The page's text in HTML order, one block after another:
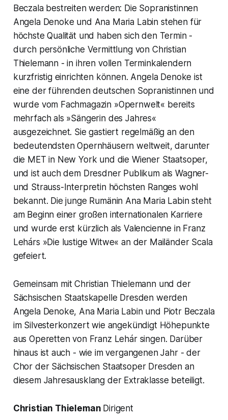
Beczala bestreiten werden: Die Sopranistinnen
Angela Denoke und Ana Maria Labin stehen für
höchste Qualität und haben sich den Termin -
durch persönliche Vermittlung von Christian
Thielemann - in ihren vollen Terminkalendern
kurzfristig einrichten können. Angela Denoke ist
eine der führenden deutschen Sopranistinnen und
wurde vom Fachmagazin »Opernwelt« bereits
mehrfach als »Sängerin des Jahres«
ausgezeichnet. Sie gastiert regelmäßig an den
bedeutendsten Opernhäusern weltweit, darunter
die MET in New York und die Wiener Staatsoper,
und ist auch dem Dresdner Publikum als Wagner-
und Strauss-Interpretin höchsten Ranges wohl
bekannt. Die junge Rumänin Ana Maria Labin steht
am Beginn einer großen internationalen Karriere
und wurde erst kürzlich als Valencienne in Franz
Lehárs »Die lustige Witwe« an der Mailänder Scala
gefeiert.
Gemeinsam mit Christian Thielemann und der
Sächsischen Staatskapelle Dresden werden
Angela Denoke, Ana Maria Labin und Piotr Beczala
im Silvesterkonzert wie angekündigt Höhepunkte
aus Operetten von Franz Lehár singen. Darüber
hinaus ist auch - wie im vergangenen Jahr - der
Chor der Sächsischen Staatsoper Dresden an
diesem Jahresausklang der Extraklasse beteiligt.
Christian Thieleman Dirigent